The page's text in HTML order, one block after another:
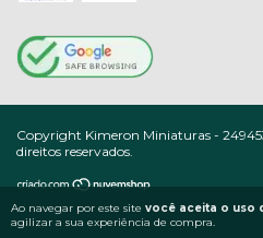
Ao navegar por este site você aceita o uso
agilizar a sua experiência de compra.
Copyright Kimeron Miniaturas -
direitos reservados.